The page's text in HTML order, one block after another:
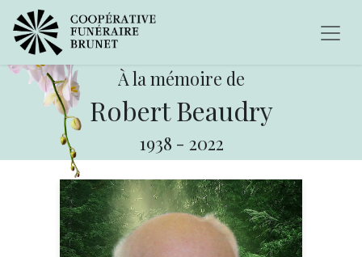
À la mémoire de
Robert Beaudry
1938 - 2022